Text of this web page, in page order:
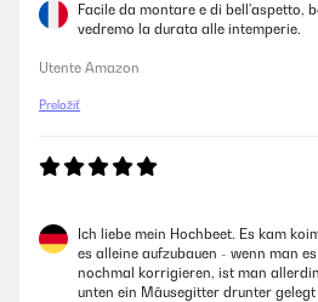
Facile da montare e di bell'aspetto,
vedremo la durata alle intemperie.
Utente Amazon
Preložiť
Ich liebe mein Hochbeet. Es kam
es alleine aufzubauen - wenn man
nochmal korrigieren, ist man
unten ein Mäusegitter drunter